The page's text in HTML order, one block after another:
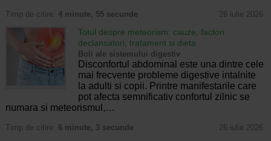
Timp de citire: 4 minute, 55 secunde 26 iulie 2026
Totul despre meteorism: cauze, factori
declansatori, tratament si dieta
Boli ale sistemului digestiv
Disconfortul abdominal este una dintre cele
mai frecvente probleme digestive intalnite
la adulti si copii. Printre manifestarile care
pot afecta semnificativ confortul zilnic se
numara si meteorismul,…
Timp de citire: 6 minute, 3 secunde 26 iulie 2026